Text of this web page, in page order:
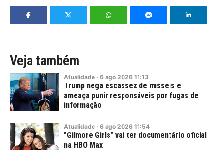
Veja também
Atualidade · 6 ago 2026 11:13
Trump nega escassez de mísseis e
ameaça punir responsáveis por fugas de
informação
Atualidade · 6 ago 2026 11:54
"Gilmore Girls" vai ter documentário oficial
na HBO Max